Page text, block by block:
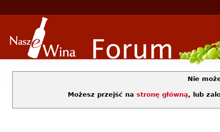
Nie
Możesz przejść na stronę główną, lub